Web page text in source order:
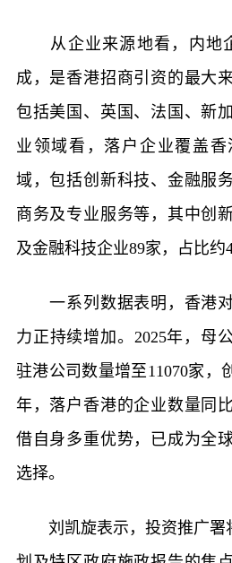
从企业来源地看，内地
成，是香港招商引资的最大
包括美国、英国、法国、新
业领域看，落户企业覆盖
域，包括创新科技、金融服
商务及专业服务等，其中创
及金融科技企业89家，占比约
一系列数据表明，香港对
力正持续增加。2025年，母
驻港公司数量增至11070家，
年，落户香港的企业数量同
借自身多重优势，已成为全
选择。
刘凯旋表示，投资推广署